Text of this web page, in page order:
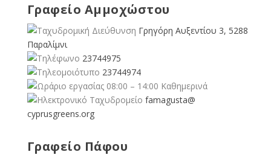
Γραφείο Αμμοχώστου
Γρηγόρη Αυξεντίου 3, 5288
Παραλίμνι
23744975
23744974
08:00 – 14:00 Καθημερινά
famagusta@
cyprusgreens.org
Γραφείο Πάφου